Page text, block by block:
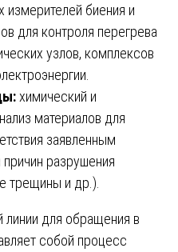
биения и
для контроля перегрева
узлов, комплексов
химический и
материалов для
заявленным
разрушения
трещины и др.).
линии для обращения в
собой процесс